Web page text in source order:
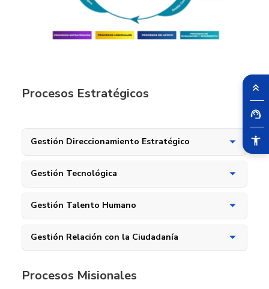
Procesos Estratégicos
Gestión Direccionamiento Estratégico
Gestión Tecnológica
Gestión Talento Humano
Gestión Relación con la Ciudadanía
Procesos Misionales